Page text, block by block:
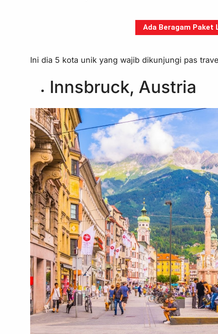
Ada Beragam Paket
Ini dia 5 kota unik yang wajib dikunjungi pas
Innsbruck, Austria